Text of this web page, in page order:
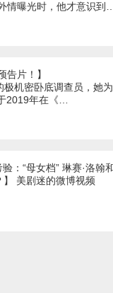
情曝光时，他才意识到
告片！】
极机密卧底调查员，她
2019年在《…
验：“母女档” 琳赛·洛
】 美剧迷的微博视频